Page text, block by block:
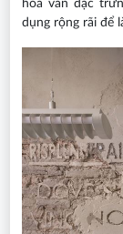
hoa văn đặc
dụng rộng rãi để